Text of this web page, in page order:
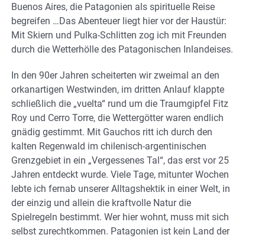
Buenos Aires, die Patagonien als spirituelle Reise
begreifen …Das Abenteuer liegt hier vor der Haustür:
Mit Skiern und Pulka-Schlitten zog ich mit Freunden
durch die Wetterhölle des Patagonischen Inlandeises.
In den 90er Jahren scheiterten wir zweimal an den
orkanartigen Westwinden, im dritten Anlauf klappte
schließlich die „vuelta“ rund um die Traumgipfel Fitz
Roy und Cerro Torre, die Wettergötter waren endlich
gnädig gestimmt. Mit Gauchos ritt ich durch den
kalten Regenwald im chilenisch-argentinischen
Grenzgebiet in ein „Vergessenes Tal“, das erst vor 25
Jahren entdeckt wurde. Viele Tage, mitunter Wochen
lebte ich fernab unserer Alltagshektik in einer Welt, in
der einzig und allein die kraftvolle Natur die
Spielregeln bestimmt. Wer hier wohnt, muss mit sich
selbst zurechtkommen. Patagonien ist kein Land der